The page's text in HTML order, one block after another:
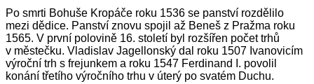
Po smrti Bohuše Kropáče roku 1536 se panství rozdělilo
mezi dědice. Panství znovu spojil až Beneš z Pražma roku
1565. V první polovině 16. století byl rozšířen počet trhů
v městečku. Vladislav Jagellonský dal roku 1507 Ivanovicím
výroční trh s frejunkem a roku 1547 Ferdinand I. povolil
konání třetího výročního trhu v úterý po svatém Duchu.